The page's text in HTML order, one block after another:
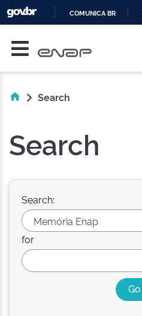
COMUNICA BR
Search
Search
Search:
for